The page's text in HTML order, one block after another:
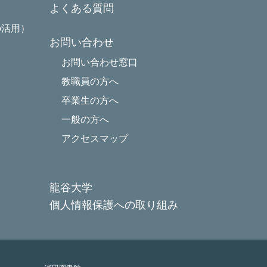
用）
よくある質問
お問い合わせ
お問い合わせ窓口
教職員の方へ
卒業生の方へ
一般の方へ
アクセスマップ
龍谷大学
個人情報保護への取り組み